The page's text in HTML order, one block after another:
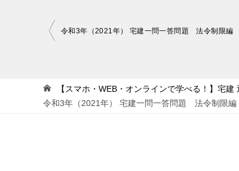
投
ビ
ゲ
【スマホ・WEB・オンラインで学べる！】宅
令和3年（2021年） 宅建一問一答問題 法令制限